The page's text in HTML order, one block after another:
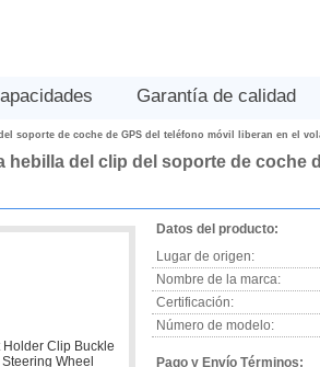
Garantía de calidad
soporte de coche de GPS del teléfono móvil liberan en el
hebilla del clip del soporte de coche
Datos del producto:
Lugar de origen:
Nombre de la marca:
Certificación:
Número de modelo:
Pago y Envío Términos: